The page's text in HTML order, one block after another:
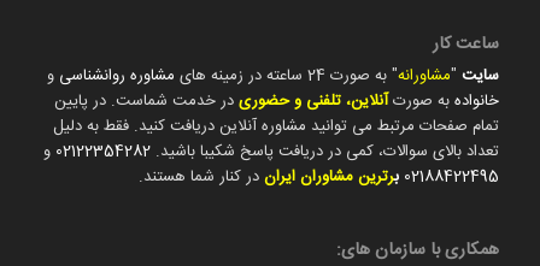
ساعت کار
سایت"مشاورانه" به صورت 24 ساعته در زمینه های مشاوره روانشناسی و
خانوادهبه صورتآنلاین، تلفنی و حضوریدر خدمت شماست. در پایین
تمام صفحات مرتبط می توانید مشاوره آنلاین دریافت کنید. فقط به دلیل
تعداد بالای سوالات، کمی در دریافت پاسخ شکیبا باشید. 02122354282 و
02188422495 برترین مشاوران ایراندر کنار شما هستند.
همکاری با سازمان های: